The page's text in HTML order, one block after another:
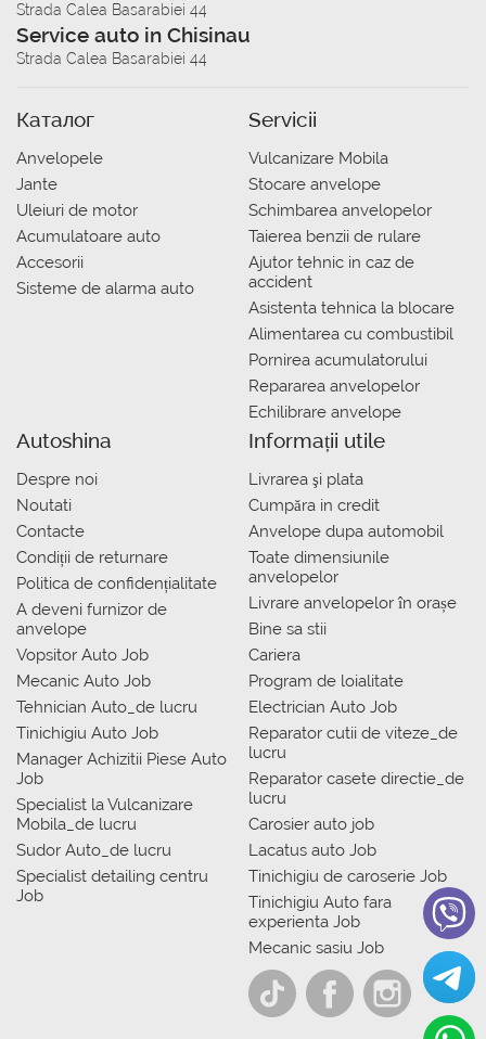
Strada Calea Basarabiei 44
Service auto in Chisinau
Strada Calea Basarabiei 44
Каталог
Anvelopele
Jante
Uleiuri de motor
Acumulatoare auto
Accesorii
Sisteme de alarma auto
Servicii
Vulcanizare Mobila
Stocare anvelope
Schimbarea anvelopelor
Taierea benzii de rulare
Ajutor tehnic in caz de
accident
Asistenta tehnica la blocare
Alimentarea cu combustibil
Pornirea acumulatorului
Repararea anvelopelor
Echilibrare anvelope
Autoshina
Despre noi
Noutati
Contacte
Condiții de returnare
Politica de confidențialitate
A deveni furnizor de
anvelope
Vopsitor Auto Job
Mecanic Auto Job
Tehnician Auto_de lucru
Tinichigiu Auto Job
Manager Achizitii Piese Auto
Job
Specialist la Vulcanizare
Mobila_de lucru
Sudor Auto_de lucru
Specialist detailing centru
Job
Informații utile
Livrarea şi plata
Сumpăra in credit
Anvelope dupa automobil
Toate dimensiunile
anvelopelor
Livrare anvelopelor în orașe
Bine sa stii
Cariera
Program de loialitate
Electrician Auto Job
Reparator cutii de viteze_de
lucru
Reparator casete directie_de
lucru
Carosier auto job
Lacatus auto Job
Tinichigiu de caroserie Job
Tinichigiu Auto fara
experienta Job
Mecanic sasiu Job